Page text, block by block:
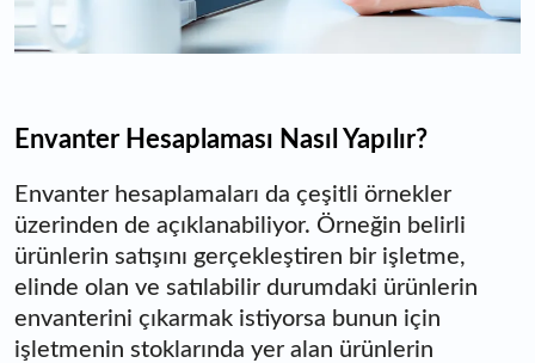
Envanter Hesaplaması Nasıl Yapılır?
Envanter hesaplamaları da çeşitli örnekler
üzerinden de açıklanabiliyor. Örneğin belirli
ürünlerin satışını gerçekleştiren bir işletme,
elinde olan ve satılabilir durumdaki ürünlerin
envanterini çıkarmak istiyorsa bunun için
işletmenin stoklarında yer alan ürünlerin